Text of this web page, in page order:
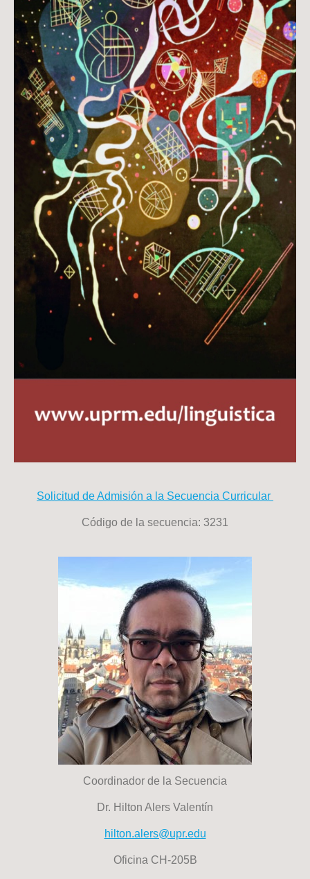
Solicitud de Admisión a la Secuencia Curricular
Código de la secuencia: 3231
Coordinador de la Secuencia
Dr. Hilton Alers Valentín
hilton.alers@upr.edu
Oficina CH-205B